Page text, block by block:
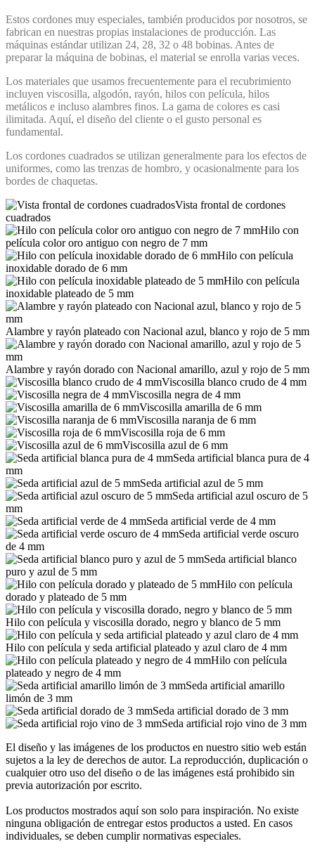
Estos cordones muy especiales, también producidos por nosotros, se
fabrican en nuestras propias instalaciones de producción. Las
máquinas estándar utilizan 24, 28, 32 o 48 bobinas. Antes de
preparar la máquina de bobinas, el material se enrolla varias veces.
Los materiales que usamos frecuentemente para el recubrimiento
incluyen viscosilla, algodón, rayón, hilos con película, hilos
metálicos e incluso alambres finos. La gama de colores es casi
ilimitada. Aquí, el diseño del cliente o el gusto personal es
fundamental.
Los cordones cuadrados se utilizan generalmente para los efectos de
uniformes, como las trenzas de hombro, y ocasionalmente para los
bordes de chaquetas.
Vista frontal de cordones
cuadrados
Hilo con
película color oro antiguo con negro de 7 mm
Hilo con película
inoxidable dorado de 6 mm
Hilo con película
inoxidable plateado de 5 mm
Alambre y rayón plateado con Nacional azul, blanco y rojo de 5 mm
Alambre y rayón dorado con Nacional amarillo, azul y rojo de 5 mm
Viscosilla blanco crudo de 4 mm
Viscosilla negra de 4 mm
Viscosilla amarilla de 6 mm
Viscosilla naranja de 6 mm
Viscosilla roja de 6 mm
Viscosilla azul de 6 mm
Seda artificial blanca pura de 4
mm
Seda artificial azul de 5 mm
Seda artificial azul oscuro de 5
mm
Seda artificial verde de 4 mm
Seda artificial verde oscuro
de 4 mm
Seda artificial blanco
puro y azul de 5 mm
Hilo con película
dorado y plateado de 5 mm
Hilo con película y viscosilla dorado, negro y blanco de 5 mm
Hilo con película y seda artificial plateado y azul claro de 4 mm
Hilo con película
plateado y negro de 4 mm
Seda artificial amarillo
limón de 3 mm
Seda artificial dorado de 3 mm
Seda artificial rojo vino de 3 mm
El diseño y las imágenes de los productos en nuestro sitio web están
sujetos a la ley de derechos de autor. La reproducción, duplicación o
cualquier otro uso del diseño o de las imágenes está prohibido sin
previa autorización por escrito.
Los productos mostrados aquí son solo para inspiración. No existe
ninguna obligación de entregar estos productos a usted. En casos
individuales, se deben cumplir normativas especiales.